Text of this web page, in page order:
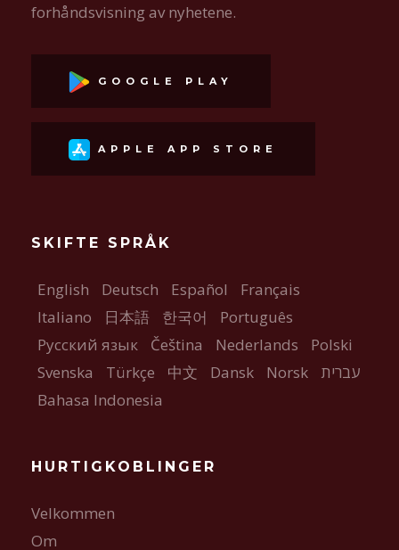
forhåndsvisning av nyhetene.
GOOGLE PLAY
APPLE APP STORE
SKIFTE SPRÅK
English Deutsch Español
Français
Italiano
日本語 한국어
Português
Русский язык
Čeština Nederlands
Polski
Svenska
Türkçe 中文 Dansk Norsk
עברית
Bahasa Indonesia
HURTIGKOBLINGER
Velkommen
Om